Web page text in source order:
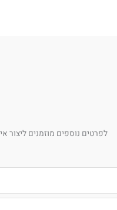
לפרטים נוספים מוזמנים ליצור